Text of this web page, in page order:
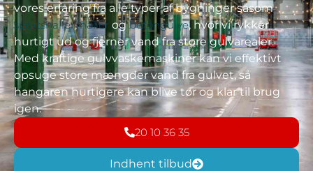
vores erfaring fra alle typer af bygninger såsom
sportshaller,haller ogbetongulve, hvor vi rykker
hurtigt ud og fjerner vand fra store gulvarealer.
Med kraftige gulvvaskemaskiner kan vi effektivt
opsuge store mængder vand fra gulvet, så
hangaren hurtigere kan blive tør og klar til brug
igen.
20 10 36 35
Indhent tilbud